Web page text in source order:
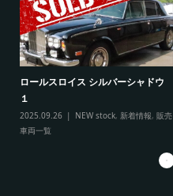
ロールスロイス シルバーシャドウ
１
2025.09.26 NEW stock, 新着情報, 販売
車両一覧